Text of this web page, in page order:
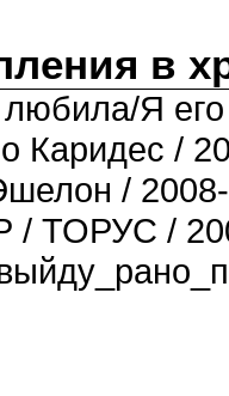
в
Я
Каридес /
/
/ ТОРУС /